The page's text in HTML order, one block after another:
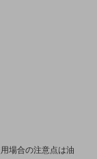
場合の注意点は油